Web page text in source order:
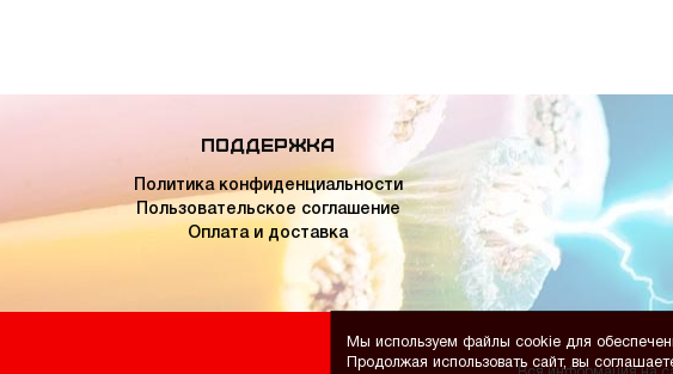
Поддержка
Политика конфиденциальности
Пользовательское соглашение
Оплата и доставка
Мы используем файлы cookie для
Продолжая использовать сайт, вы